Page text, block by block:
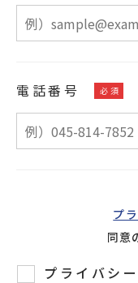
電話番号
プ
同意
プライバシ